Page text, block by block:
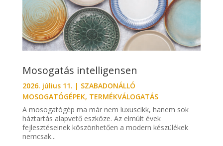
Mosogatás intelligensen
2026. július 11. | SZABADONÁLLÓ
MOSOGATÓGÉPEK, TERMÉKVÁLOGATÁS
A mosogatógép ma már nem luxuscikk, hanem sok
háztartás alapvető eszköze. Az elmúlt évek
fejlesztéseinek köszönhetően a modern készülékek
nemcsak...